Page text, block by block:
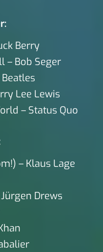
Berry
– Bob Seger
Lee Lewis
– Status Quo
– Klaus Lage
Drews